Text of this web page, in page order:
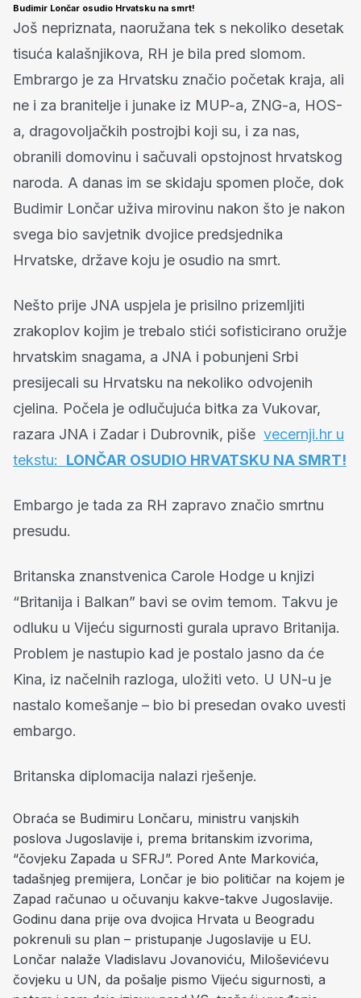
Budimir Lončar osudio Hrvatsku na smrt!
Još nepriznata, naoružana tek s nekoliko desetak
tisuća kalašnjikova, RH je bila pred slomom.
Embrargo je za Hrvatsku značio početak kraja, ali
ne i za branitelje i junake iz MUP-a, ZNG-a, HOS-
a, dragovoljačkih postrojbi koji su, i za nas,
obranili domovinu i sačuvali opstojnost hrvatskog
naroda. A danas im se skidaju spomen ploče, dok
Budimir Lončar uživa mirovinu nakon što je nakon
svega bio savjetnik dvojice predsjednika
Hrvatske, države koju je osudio na smrt.
Nešto prije JNA uspjela je prisilno prizemljiti
zrakoplov kojim je trebalo stići sofisticirano oružje
hrvatskim snagama, a JNA i pobunjeni Srbi
presijecali su Hrvatsku na nekoliko odvojenih
cjelina. Počela je odlučujuća bitka za Vukovar,
razara JNA i Zadar i Dubrovnik, piše vecernji.hr u
tekstu: LONČAR OSUDIO HRVATSKU NA SMRT!
Embargo je tada za RH zapravo značio smrtnu
presudu.
Britanska znanstvenica Carole Hodge u knjizi
“Britanija i Balkan” bavi se ovim temom. Takvu je
odluku u Vijeću sigurnosti gurala upravo Britanija.
Problem je nastupio kad je postalo jasno da će
Kina, iz načelnih razloga, uložiti veto. U UN-u je
nastalo komešanje – bio bi presedan ovako uvesti
embargo.
Britanska diplomacija nalazi rješenje.
Obraća se Budimiru Lončaru, ministru vanjskih
poslova Jugoslavije i, prema britanskim izvorima,
“čovjeku Zapada u SFRJ”. Pored Ante Markovića,
tadašnjeg premijera, Lončar je bio političar na kojem je
Zapad računao u očuvanju kakve-takve Jugoslavije.
Godinu dana prije ova dvojica Hrvata u Beogradu
pokrenuli su plan – pristupanje Jugoslavije u EU.
Lončar nalaže Vladislavu Jovanoviću, Miloševićevu
čovjeku u UN, da pošalje pismo Vijeću sigurnosti, a